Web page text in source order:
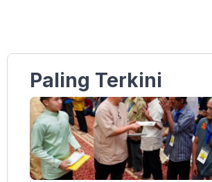
Paling Terkini